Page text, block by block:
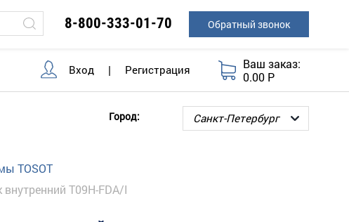
8-800-333-01-70 Обратный звонок
Вход | Регистрация
Ваш заказ:
0.00 Р
Город:
TOSOT
внутренний T09H-FDA/I